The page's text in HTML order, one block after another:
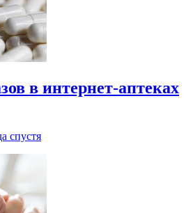
в интернет-аптеках
спустя